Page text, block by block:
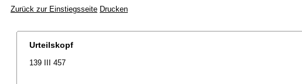
Zurück zur Einstiegsseite Drucken
Urteilskopf
139 III 457